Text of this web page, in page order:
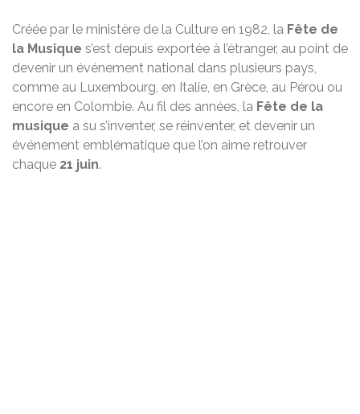
Créée par le ministère de la Culture en 1982, la Fête de
la Musique s’est depuis exportée à l’étranger, au point de
devenir un événement national dans plusieurs pays,
comme au Luxembourg, en Italie, en Grèce, au Pérou ou
encore en Colombie. Au fil des années, la Fête de la
musique a su s’inventer, se réinventer, et devenir un
événement emblématique que l’on aime retrouver
chaque 21 juin.